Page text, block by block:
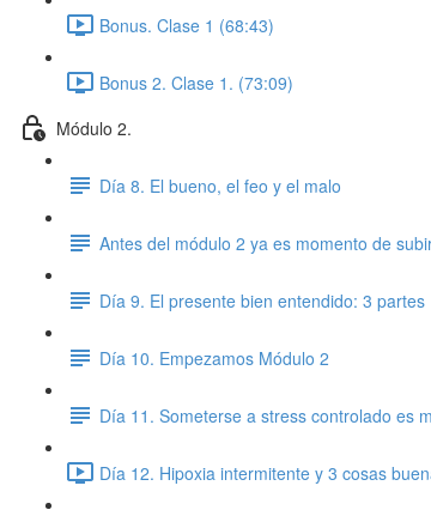
Bonus. Clase 1 (68:43)
Bonus 2. Clase 1. (73:09)
Módulo 2.
Día 8. El bueno, el feo y el malo
Antes del módulo 2 ya es momento de
Día 9. El presente bien entendido: 3 partes
Día 10. Empezamos Módulo 2
Día 11. Someterse a stress controlado es
Día 12. Hipoxia intermitente y 3 cosas